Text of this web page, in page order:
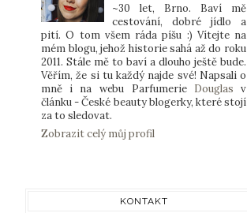
~30 let, Brno. Baví mě
cestování, dobré jídlo a
pití. O tom všem ráda píšu :) Vítejte na
mém blogu, jehož historie sahá až do roku
2011. Stále mě to baví a dlouho ještě bude.
Věřím, že si tu každý najde své! Napsali o
mně i na webu Parfumerie Douglas v
článku - České beauty blogerky, které stojí
za to sledovat.
Zobrazit celý můj profil
KONTAKT